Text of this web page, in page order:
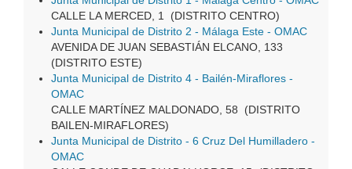
CALLE LA MERCED, 1 (DISTRITO CENTRO)
Junta Municipal de Distrito 2 - Málaga Este - OMAC
AVENIDA DE JUAN SEBASTIÁN ELCANO, 133
(DISTRITO ESTE)
Junta Municipal de Distrito 4 - Bailén-Miraflores -
OMAC
CALLE MARTÍNEZ MALDONADO, 58 (DISTRITO
BAILEN-MIRAFLORES)
Junta Municipal de Distrito - 6 Cruz Del Humilladero -
OMAC